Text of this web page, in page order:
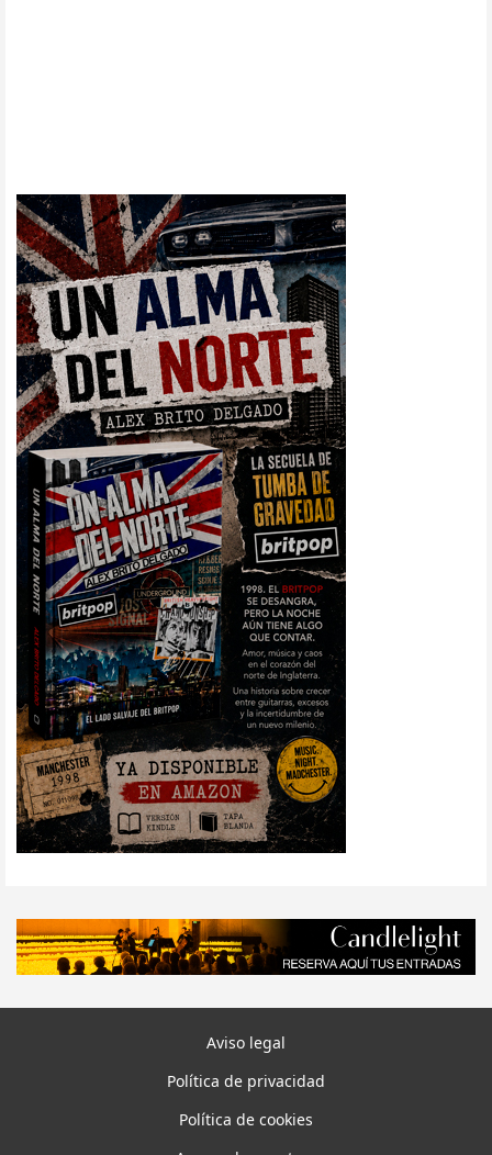
Aviso legal
Política de privacidad
Política de cookies